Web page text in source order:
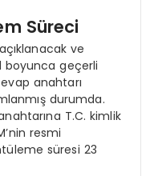
Süreci
ve
boyunca geçerli
anahtarı
durumda.
T.C. kimlik
resmi
süresi 23